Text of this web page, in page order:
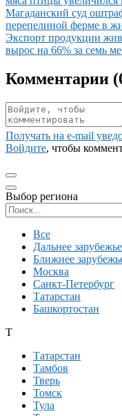
Иллюстрация новости
Магаданский суд
перепелиной ферме в
Иллюстрация новости
Экспорт продукции
вырос на 66% за семь
Комментарии (
Получать на e‑mail
Войдите, чтобы
Выбор региона
Все
Дальнее зарубежье
Ближнее
Москва
Санкт-Петербург
Татарстан
Башкортостан
Т
Татарстан
Тамбов
Тверь
Томск
Тула